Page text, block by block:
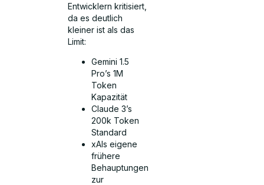
Entwicklern kritisiert,
da es deutlich
kleiner ist als das
Limit:
Gemini 1.5
Pro’s 1M
Token
Kapazität
Claude 3’s
200k Token
Standard
xAIs eigene
frühere
Behauptungen
zur